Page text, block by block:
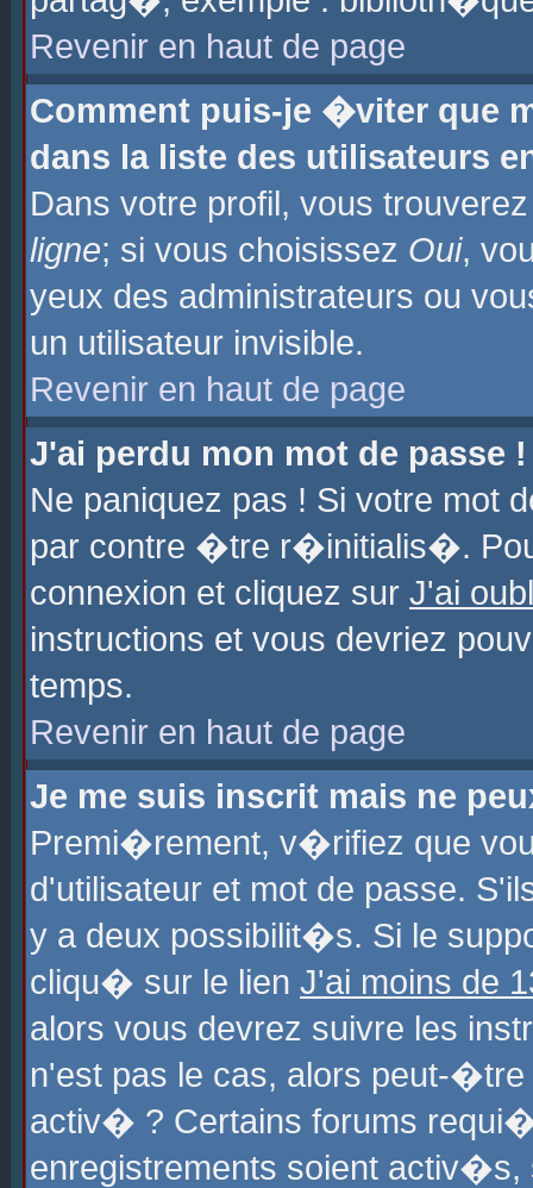
Revenir en haut de page
Comment puis-je �viter que
dans la liste des utilisateurs
Dans votre profil, vous
ligne; si vous choisissez Oui,
yeux des administrateurs ou
un utilisateur invisible.
Revenir en haut de page
J'ai perdu mon mot de passe !
Ne paniquez pas ! Si votre
par contre �tre r�initialis�.
connexion et cliquez sur J'ai
instructions et vous devriez
temps.
Revenir en haut de page
Je me suis inscrit mais ne
Premi�rement, v�rifiez que
d'utilisateur et mot de passe.
y a deux possibilit�s. Si le
cliqu� sur le lien J'ai moins de
alors vous devrez suivre les
n'est pas le cas, alors peut-
activ� ? Certains forums
enregistrements soient